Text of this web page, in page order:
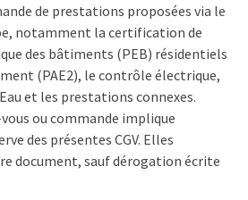
de prestations proposées via le
notamment la certification de
des bâtiments (PEB) résidentiels
(PAE2), le contrôle électrique,
et les prestations connexes.
ou commande implique
des présentes CGV. Elles
document, sauf dérogation écrite